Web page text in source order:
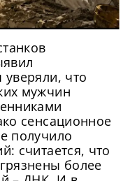
что
мужчин
сенсационное
получило
считается, что
более